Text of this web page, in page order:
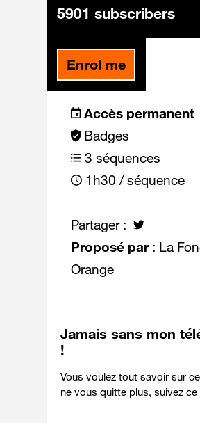
5901 subscribers
Enrol me
Accès permanent
Badges
3 séquences
1h30 / séquence
Partager :
Proposé par: La
Orange
Jamais sans mon
!
Vous voulez tout savoir sur
ne vous quitte plus, suivez ce